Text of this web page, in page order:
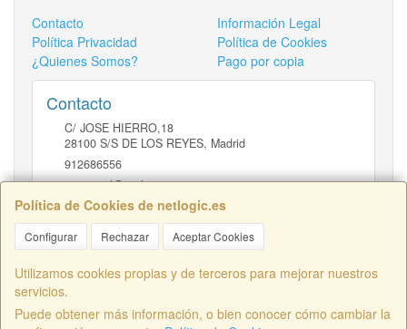
Política de Cookies de netlogic.es
Configurar Rechazar Aceptar Cookies
Utilizamos cookies propias y de terceros para mejorar nuestros
servicios.
Puede obtener más información, o bien conocer cómo cambiar la
Contacto
Información Legal
Política Privacidad
Política de Cookies
¿Quienes Somos?
Pago por copia
Contacto
C/ JOSE HIERRO,18
28100 S/S DE LOS REYES, Madrid
912686556
comercial@netlogic.es
Horario
DE 9 A 14H Y DE 16 A 20H